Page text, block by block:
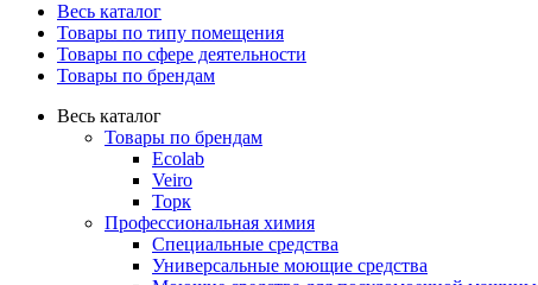
Весь каталог
Товары по типу помещения
Товары по сфере деятельности
Товары по брендам
Весь каталог
Товары по брендам
Ecolab
Veiro
Торк
Профессиональная химия
Специальные средства
Универсальные моющие средства